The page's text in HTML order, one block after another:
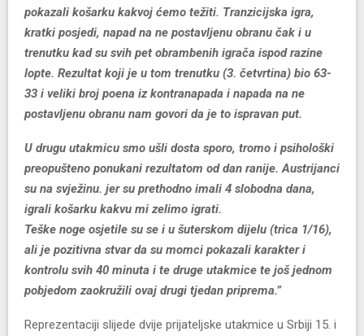
pokazali košarku kakvoj ćemo težiti. Tranzicijska igra,
kratki posjedi, napad na ne postavljenu obranu čak i u
trenutku kad su svih pet obrambenih igrača ispod razine
lopte. Rezultat koji je u tom trenutku (3. četvrtina) bio 63-
33 i veliki broj poena iz kontranapada i napada na ne
postavljenu obranu nam govori da je to ispravan put.
U drugu utakmicu smo ušli dosta sporo, tromo i psihološki
preopušteno ponukani rezultatom od dan ranije. Austrijanci
su na svježinu. jer su prethodno imali 4 slobodna dana,
igrali košarku kakvu mi zelimo igrati.
Teške noge osjetile su se i u šuterskom dijelu (trica 1/16),
ali je pozitivna stvar da su momci pokazali karakter i
kontrolu svih 40 minuta i te druge utakmice te još jednom
pobjedom zaokružili ovaj drugi tjedan priprema.”
Reprezentaciji slijede dvije prijateljske utakmice u Srbiji 15. i